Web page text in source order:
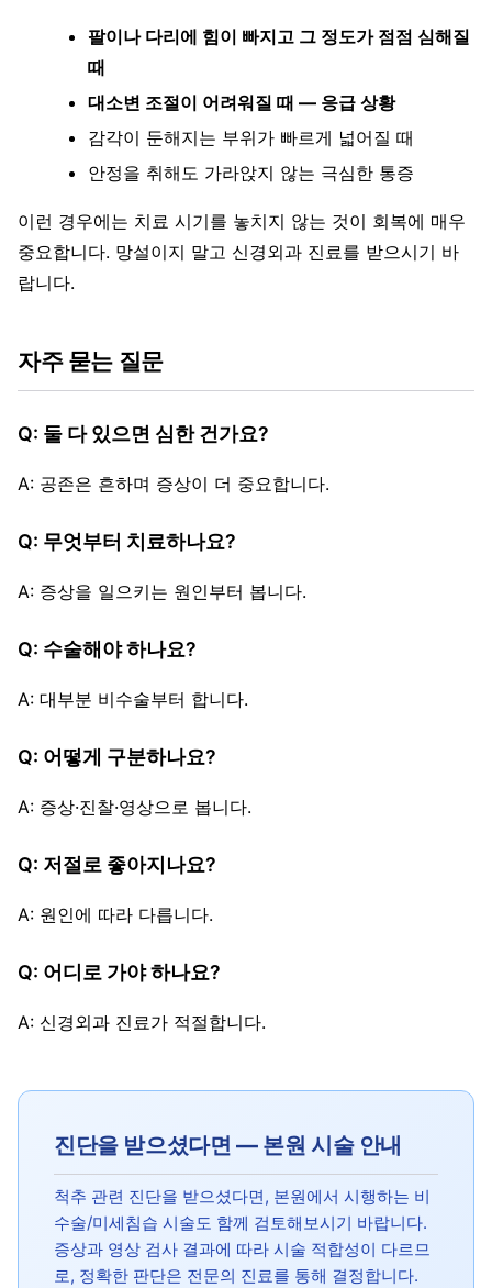
팔이나 다리에 힘이 빠지고 그 정도가 점점 심해질
때
대소변 조절이 어려워질 때 — 응급 상황
감각이 둔해지는 부위가 빠르게 넓어질 때
안정을 취해도 가라앉지 않는 극심한 통증
이런 경우에는 치료 시기를 놓치지 않는 것이 회복에 매우
중요합니다. 망설이지 말고 신경외과 진료를 받으시기 바
랍니다.
자주 묻는 질문
Q: 둘 다 있으면 심한 건가요?
A: 공존은 흔하며 증상이 더 중요합니다.
Q: 무엇부터 치료하나요?
A: 증상을 일으키는 원인부터 봅니다.
Q: 수술해야 하나요?
A: 대부분 비수술부터 합니다.
Q: 어떻게 구분하나요?
A: 증상·진찰·영상으로 봅니다.
Q: 저절로 좋아지나요?
A: 원인에 따라 다릅니다.
Q: 어디로 가야 하나요?
A: 신경외과 진료가 적절합니다.
진단을 받으셨다면 — 본원 시술 안내
척추 관련 진단을 받으셨다면, 본원에서 시행하는 비
수술/미세침습 시술도 함께 검토해보시기 바랍니다.
증상과 영상 검사 결과에 따라 시술 적합성이 다르므
로, 정확한 판단은 전문의 진료를 통해 결정합니다.